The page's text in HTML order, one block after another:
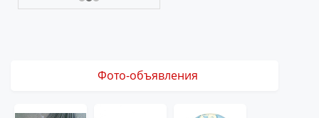
Фото-объявления